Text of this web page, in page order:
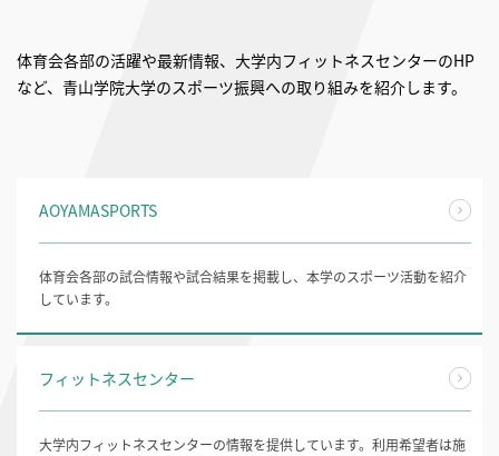
体育会各部の活躍や最新情報、大学内フィットネスセンターのHP
など、青山学院大学のスポーツ振興への取り組みを紹介します。
AOYAMASPORTS
体育会各部の試合情報や試合結果を掲載し、本学のスポーツ活動を紹介
しています。
フィットネスセンター
大学内フィットネスセンターの情報を提供しています。利用希望者は施